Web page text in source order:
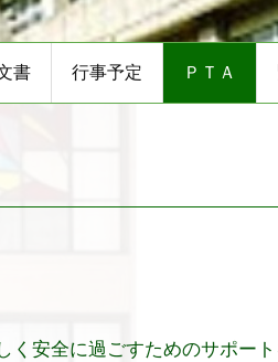
書 行事予定 ＰＴＡ
安全に過ごすためのサポート